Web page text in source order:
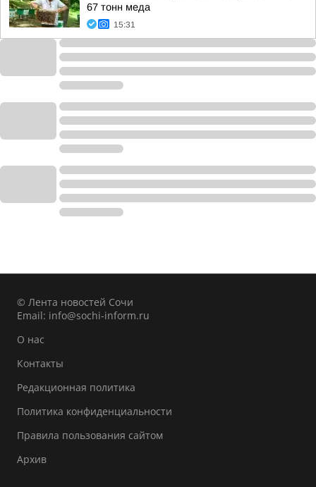
67 тонн меда
15:31
© Лента новостей Сочи
Email: info@sochi-inform.ru
О нас
Контакты
Редакционная политика
Политика конфиденциальности
Правила пользования сайтом
Архив